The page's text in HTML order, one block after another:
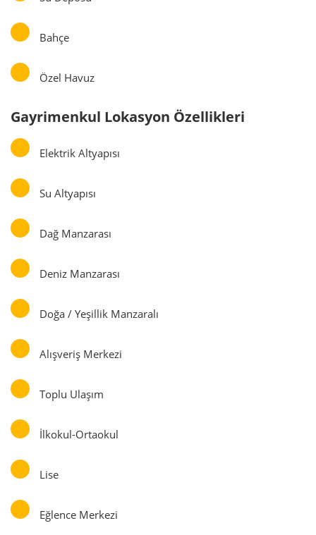
Bahçe
Özel Havuz
Gayrimenkul Lokasyon Özellikleri
Elektrik Altyapısı
Su Altyapısı
Dağ Manzarası
Deniz Manzarası
Doğa / Yeşillik Manzaralı
Alışveriş Merkezi
Toplu Ulaşım
İlkokul-Ortaokul
Lise
Eğlence Merkezi